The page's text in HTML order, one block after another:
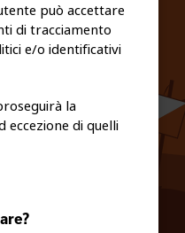
POLICY
mail.eu
può accettare
di tracciamento
e/o identificativi
la
eccezione di quelli